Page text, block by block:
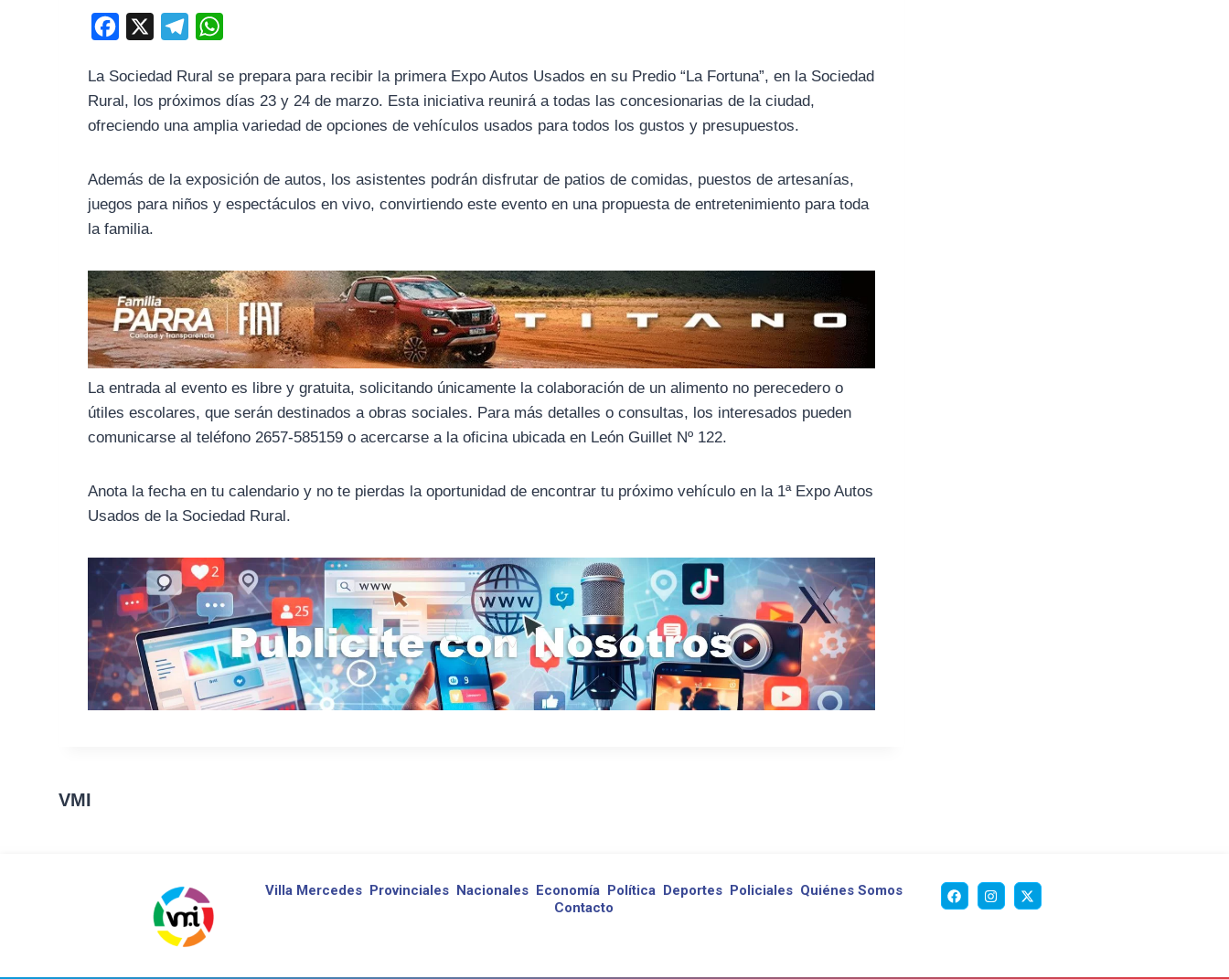
c
e
b
l
e
g
a
t
s
La Sociedad Rural se prepara para recibir la primera Expo Autos Usados en su Predio “La Fortuna”, en la Sociedad
Rural, los próximos días 23 y 24 de marzo. Esta iniciativa reunirá a todas las concesionarias de la ciudad,
ofreciendo una amplia variedad de opciones de vehículos usados para todos los gustos y presupuestos.
Además de la exposición de autos, los asistentes podrán disfrutar de patios de comidas, puestos de artesanías,
juegos para niños y espectáculos en vivo, convirtiendo este evento en una propuesta de entretenimiento para toda
la familia.
La entrada al evento es libre y gratuita, solicitando únicamente la colaboración de un alimento no perecedero o
útiles escolares, que serán destinados a obras sociales. Para más detalles o consultas, los interesados pueden
comunicarse al teléfono 2657-585159 o acercarse a la oficina ubicada en León Guillet Nº 122.
Anota la fecha en tu calendario y no te pierdas la oportunidad de encontrar tu próximo vehículo en la 1ª Expo Autos
Usados de la Sociedad Rural.
VMI
Villa Mercedes Provinciales Nacionales Economía Política Deportes Policiales Quiénes Somos
Contacto